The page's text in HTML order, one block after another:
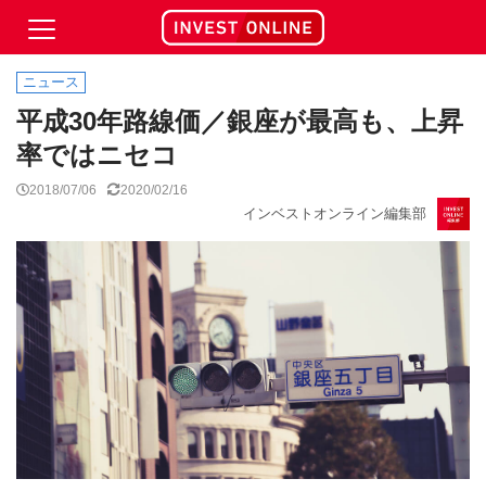
ニュース
平成30年路線価／銀座が最高も、上昇
率ではニセコ
2018/07/06 2020/02/16
インベストオンライン編集部